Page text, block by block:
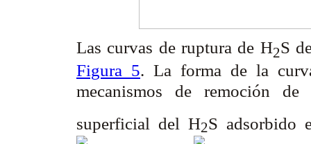
Las curvas de ruptura de H2S
Figura 5. La forma de la
mecanismos de remoción de
superficial del H2S adsorbido